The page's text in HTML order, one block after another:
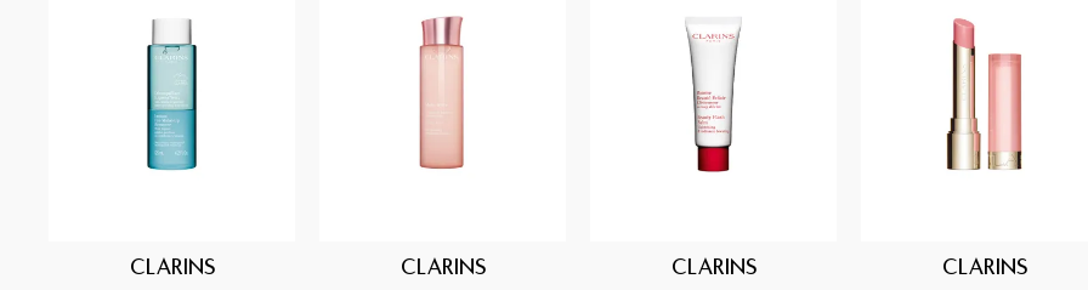
CLARINS CLARINS CLARINS CLARINS